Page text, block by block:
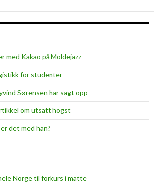
a
e
s
Kakao på Moldejazz
for studenter
Sørensen har sagt opp
om utsatt hogst
det med han?
Norge til forkurs i matte